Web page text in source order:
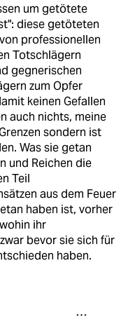
um getötete
diese getöteten
professionellen
Totschlägern
gegnerischen
zum Opfer
keinen Gefallen
auch nichts, meine
sondern ist
Was sie getan
und Reichen die
Teil
aus dem Feuer
haben ist, vorher
ihr
bevor sie sich für
haben.